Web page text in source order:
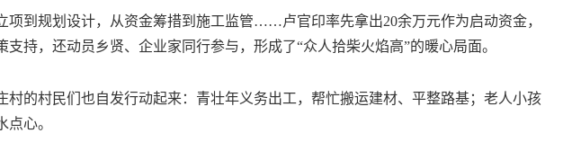
到规划设计，从资金筹措到施工监管……卢官印率先拿出20余万元作为启动资金，
持，还动员乡贤、企业家同行参与，形成了“众人拾柴火焰高”的暖心局面。
的村民们也自发行动起来：青壮年义务出工，帮忙搬运建材、平整路基；老人小孩
心。